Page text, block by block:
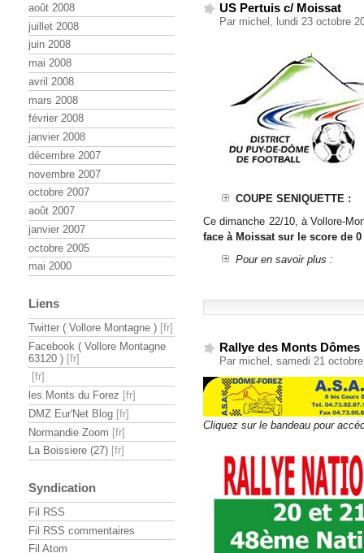
US Pertuis c/ Moissat
Par michel, lundi 23 octobre
COUPE SENIQUETTE :
Ce dimanche 22/10, à Vollore-
face à Moissat sur le score de 0
Pour en savoir plus :
Rallye des Monts Dômes
Par michel, samedi 21
Cliquez sur le bandeau pour
août 2008
juillet 2008
juin 2008
mai 2008
avril 2008
mars 2008
février 2008
janvier 2008
décembre 2007
novembre 2007
octobre 2007
août 2007
janvier 2007
octobre 2005
mai 2000
Liens
Twitter ( Vollore Montagne )
Facebook ( Vollore Montagne
63120 )
les Monts du Forez
DMZ Eur'Net Blog
Normandie Zoom
La Boissiere (27)
Syndication
Fil RSS
Fil RSS commentaires
Fil Atom